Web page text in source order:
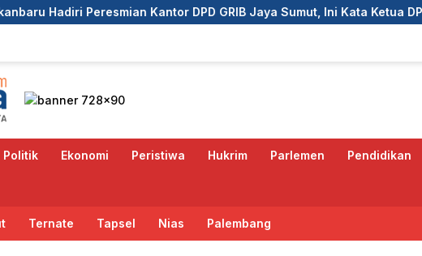
Kantor DPD GRIB Jaya Sumut, Ini Kata Ketua DPC GRIB Jaya Pekanbaru
Politik Ekonomi Peristiwa Hukrim Parlemen Pendidikan
Ternate Tapsel Nias Palembang